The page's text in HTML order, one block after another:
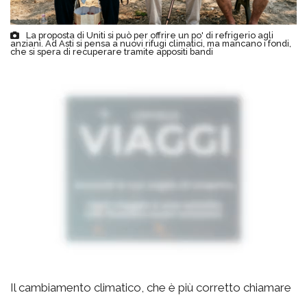
La proposta di Uniti si può per offrire un po' di refrigerio agli
anziani. Ad Asti si pensa a nuovi rifugi climatici, ma mancano i fondi,
che si spera di recuperare tramite appositi bandi
Il cambiamento climatico, che è più corretto chiamare